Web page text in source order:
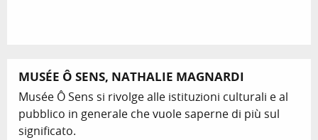
MUSÉE Ô SENS, NATHALIE MAGNARDI
Musée Ô Sens si rivolge alle istituzioni culturali e al
pubblico in generale che vuole saperne di più sul
significato.